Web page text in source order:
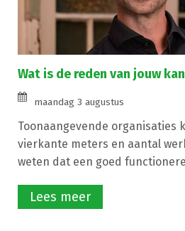
Wat is de reden van jouw
maandag 3 augustus
Toonaangevende organisaties
vierkante meters en aantal
weten dat een goed
Lees meer